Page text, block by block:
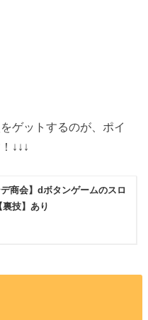
ゲットするのが、ポイ
↓↓↓
デ商会】dボタンゲームのスロ
裏技】あり